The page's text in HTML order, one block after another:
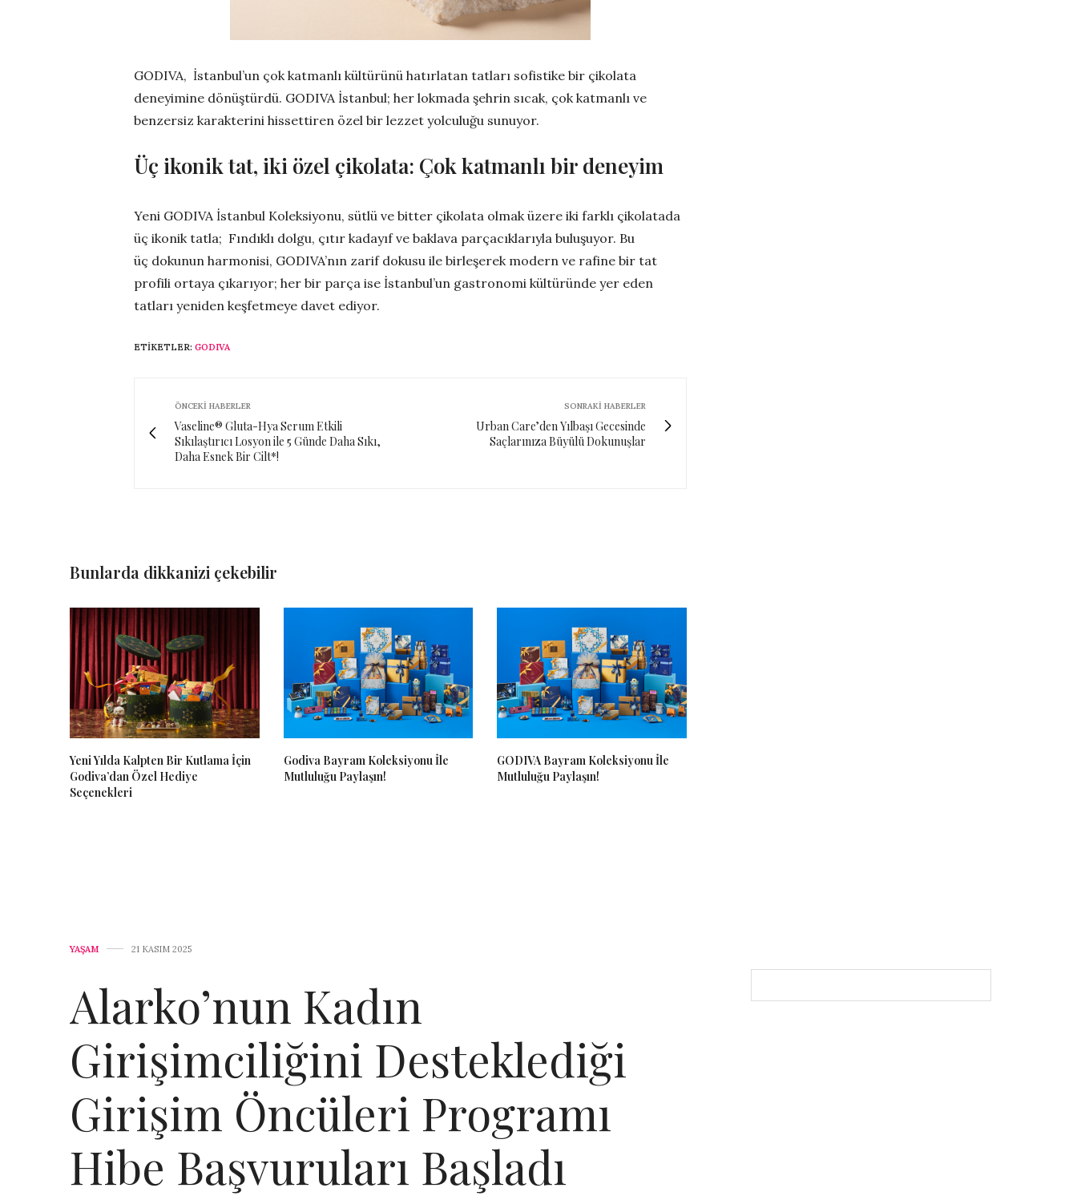
GODIVA, İstanbul’un çok katmanlı kültürünü hatırlatan tatları sofistike bir çikolata
deneyimine dönüştürdü. GODIVA İstanbul; her lokmada şehrin sıcak, çok katmanlı ve
benzersiz karakterini hissettiren özel bir lezzet yolculuğu sunuyor.
Üç ikonik tat, iki özel çikolata: Çok katmanlı bir deneyim
Yeni GODIVA İstanbul Koleksiyonu, sütlü ve bitter çikolata olmak üzere iki farklı çikolatada
üç ikonik tatla; Fındıklı dolgu, çıtır kadayıf ve baklava parçacıklarıyla buluşuyor. Bu
üç dokunun harmonisi, GODIVA’nın zarif dokusu ile birleşerek modern ve rafine bir tat
profili ortaya çıkarıyor; her bir parça ise İstanbul’un gastronomi kültüründe yer eden
tatları yeniden keşfetmeye davet ediyor.
ETIKETLER: GODIVA
ÖNCEKI HABERLER
Vaseline® Gluta-Hya Serum Etkili
Sıkılaştırıcı Losyon ile 5 Günde Daha Sıkı,
Daha Esnek Bir Cilt*!
SONRAKI HABERLER
Urban Care’den Yılbaşı Gecesinde
Saçlarınıza Büyülü Dokunuşlar
Bunlarda dikkanizi çekebilir
Yeni Yılda Kalpten Bir Kutlama İçin
Godiva’dan Özel Hediye
Seçenekleri
Godiva Bayram Koleksiyonu İle
Mutluluğu Paylaşın!
GODIVA Bayram Koleksiyonu İle
Mutluluğu Paylaşın!
YAŞAM 21 KASIM 2025
Alarko’nun Kadın
Girişimciliğini Desteklediği
Girişim Öncüleri Programı
Hibe Başvuruları Başladı